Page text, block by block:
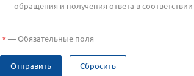
обращения и получения ответа в соответствии
*—Обязательные поля
Отправить Сбросить